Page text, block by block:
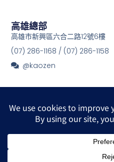
高雄總部
高雄市新興區六合二路12號6樓
(07) 286-1168 / (07) 286-1158
@kaozen